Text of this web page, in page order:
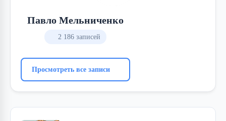
Павло Мельниченко
2 186 записей
Просмотреть все записи